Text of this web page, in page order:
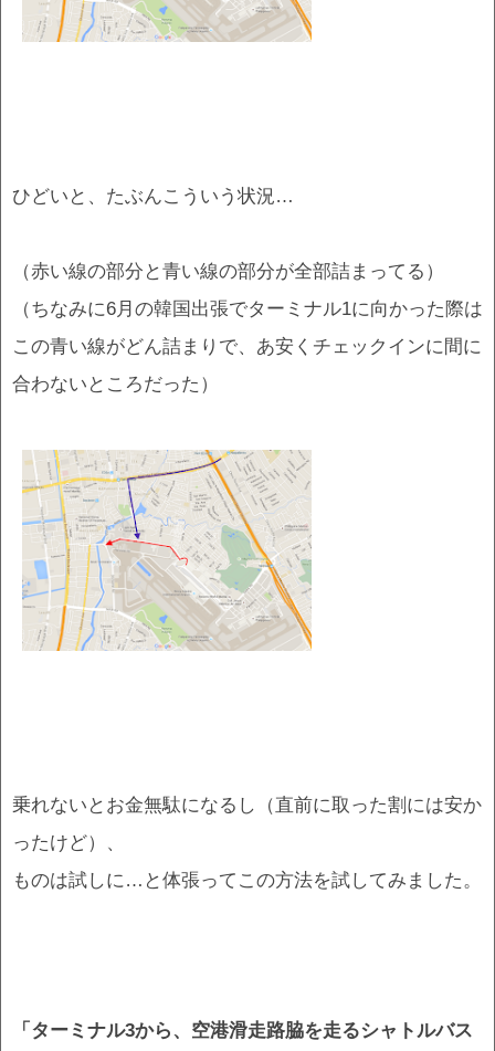
ひどいと、たぶんこういう状況…
（赤い線の部分と青い線の部分が全部詰まってる）
（ちなみに6月の韓国出張でターミナル1に向かった際は
この青い線がどん詰まりで、あ安くチェックインに間に
合わないところだった）
乗れないとお金無駄になるし（直前に取った割には安か
ったけど）、
ものは試しに…と体張ってこの方法を試してみました。
「ターミナル3から、空港滑走路脇を走るシャトルバス